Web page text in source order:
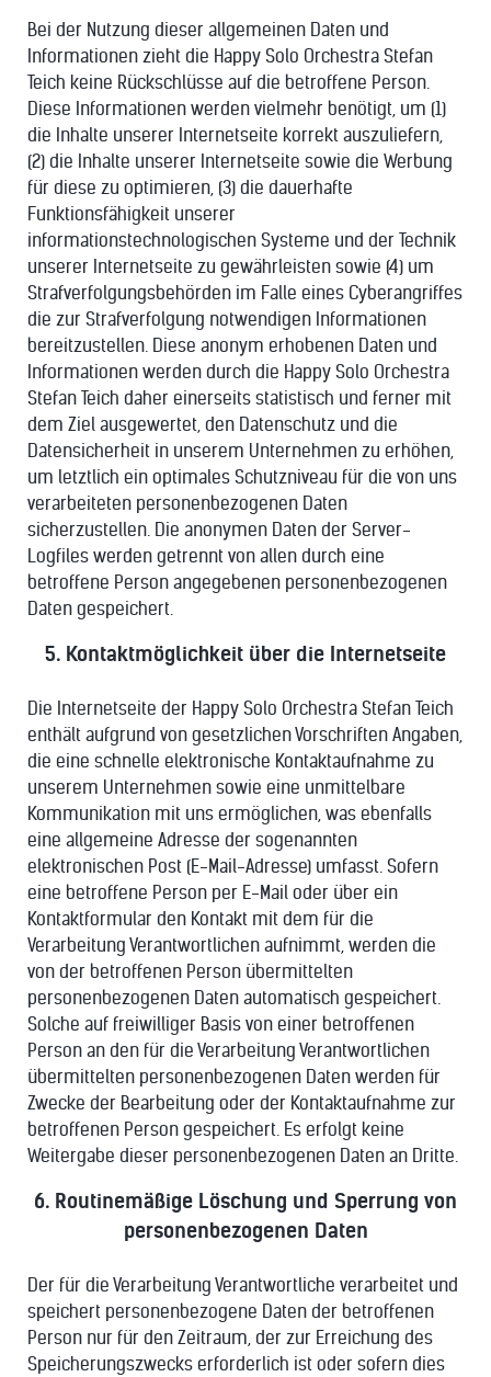
Bei der Nutzung dieser allgemeinen Daten und
Informationen zieht die Happy Solo Orchestra Stefan
Teich keine Rückschlüsse auf die betroffene Person.
Diese Informationen werden vielmehr benötigt, um (1)
die Inhalte unserer Internetseite korrekt auszuliefern,
(2) die Inhalte unserer Internetseite sowie die Werbung
für diese zu optimieren, (3) die dauerhafte
Funktionsfähigkeit unserer
informationstechnologischen Systeme und der Technik
unserer Internetseite zu gewährleisten sowie (4) um
Strafverfolgungsbehörden im Falle eines Cyberangriffes
die zur Strafverfolgung notwendigen Informationen
bereitzustellen. Diese anonym erhobenen Daten und
Informationen werden durch die Happy Solo Orchestra
Stefan Teich daher einerseits statistisch und ferner mit
dem Ziel ausgewertet, den Datenschutz und die
Datensicherheit in unserem Unternehmen zu erhöhen,
um letztlich ein optimales Schutzniveau für die von uns
verarbeiteten personenbezogenen Daten
sicherzustellen. Die anonymen Daten der Server-
Logfiles werden getrennt von allen durch eine
betroffene Person angegebenen personenbezogenen
Daten gespeichert.
5. Kontaktmöglichkeit über die Internetseite
Die Internetseite der Happy Solo Orchestra Stefan Teich
enthält aufgrund von gesetzlichen Vorschriften Angaben,
die eine schnelle elektronische Kontaktaufnahme zu
unserem Unternehmen sowie eine unmittelbare
Kommunikation mit uns ermöglichen, was ebenfalls
eine allgemeine Adresse der sogenannten
elektronischen Post (E-Mail-Adresse) umfasst. Sofern
eine betroffene Person per E-Mail oder über ein
Kontaktformular den Kontakt mit dem für die
Verarbeitung Verantwortlichen aufnimmt, werden die
von der betroffenen Person übermittelten
personenbezogenen Daten automatisch gespeichert.
Solche auf freiwilliger Basis von einer betroffenen
Person an den für die Verarbeitung Verantwortlichen
übermittelten personenbezogenen Daten werden für
Zwecke der Bearbeitung oder der Kontaktaufnahme zur
betroffenen Person gespeichert. Es erfolgt keine
Weitergabe dieser personenbezogenen Daten an Dritte.
6. Routinemäßige Löschung und Sperrung von
personenbezogenen Daten
Der für die Verarbeitung Verantwortliche verarbeitet und
speichert personenbezogene Daten der betroffenen
Person nur für den Zeitraum, der zur Erreichung des
Speicherungszwecks erforderlich ist oder sofern dies